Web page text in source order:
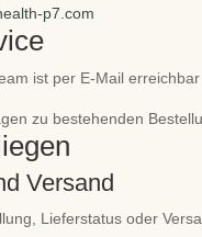
p7.com
ist per E-Mail
zu bestehenden
Versand
Lieferstatus oder